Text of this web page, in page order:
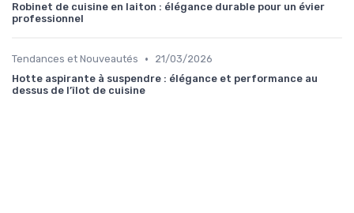
Robinet de cuisine en laiton : élégance durable pour un évier
professionnel
Tendances et Nouveautés •
21/03/2026
Hotte aspirante à suspendre : élégance et performance au
dessus de l’îlot de cuisine